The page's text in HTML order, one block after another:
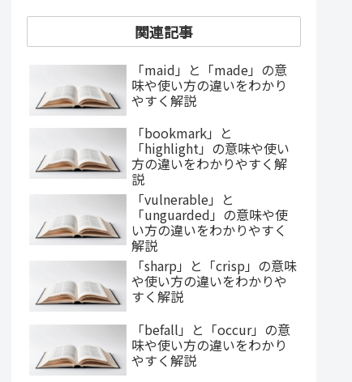
関連記事
「maid」と「made」の意
味や使い方の違いをわかり
やすく解説
「bookmark」と
「highlight」の意味や使い
方の違いをわかりやすく解
説
「vulnerable」と
「unguarded」の意味や使
い方の違いをわかりやすく
解説
「sharp」と「crisp」の意味
や使い方の違いをわかりや
すく解説
「befall」と「occur」の意
味や使い方の違いをわかり
やすく解説